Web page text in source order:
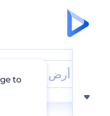
language to